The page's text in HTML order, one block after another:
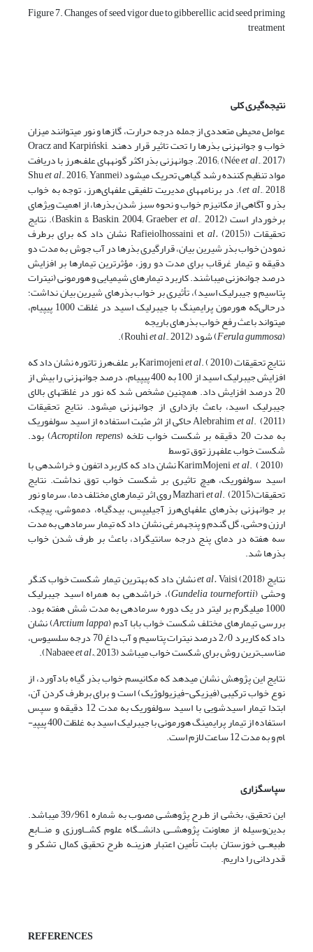
Figure 7. Changes of seed vigor due to gibberellic acid seed priming
treatment
نتیجه‌گیری کلی
عوامل محیطی متعددی از جمله درجه حرارت، گازها و نور می­توانند میزان
خواب و جوانه­زنی بذرها را تحت تاثیر قرار دهند Oracz and Karpiński,
2016; (Néeet al ., 2017). جوانه­زنی بذر اکثر گونه­های علف‌هرز با دریافت
مواد تنظیم کننده رشد گیاهی تحریک می­شود (Shu et al., 2016; Yanmei
et al., 2018). در برنامه­های مدیریت تلفیقی علف­های‌هرز، توجه به خواب
بذر و آگاهی از مکانیزم خواب و نحوه سبز شدن بذرها، از اهمیت ویژه­ای
برخوردار است (Baskin & Baskin, 2004; Graeber et al ., 2012). نتایج
تحقیقات (Rafieiolhossaini et al. (2015) نشان داد که برای برطرف
نمودن خواب بذر شیرین بیان، قرارگیری بذرها در آب جوش به مدت دو
دقیقه و تیمار غرقاب برای مدت دو روز، مؤثرترین تیمارها بر افزایش
درصد جوانه‌زنی می­باشند. کاربرد تیمارهای شیمیایی و هورمونی (نیترات
پتاسیم و جیبرلیک اسید)، تأثیری بر خواب بذرهای شیرین بیان نداشت؛
درحالی‌که هورمون پرایمینگ با جیبرلیک اسید در غلظت 1000 پی­پی­ام،
می­تواند باعث رفع خواب بذرهای باریجه
(
Ferula gummosa
)شود (Rouhi et al., 2012).
نتایج تحقیقات Karimojeni
et al . ( 2010) بر علف‌هرز تاتوره نشان داد که
افزایش جیبرلیک اسید از 100 به 400 پی­پی­ام، درصد جوانه­زنی را بیش از
20 درصد افزایش داد. همچنین مشخص شد که نور در غلظت­های بالای
جیبرلیک اسید، باعث بازداری از جوانه­زنی می­شود. نتایج تحقیقات
Alebrahimet al . (2011) حاکی از اثر مثبت استفاده از اسید سولفوریک
به مدت 20 دقیقه بر شکست خواب تلخه ( Acroptilon repens) بود.
شکست خواب علف­هرز توق توسط
et al . ( 2010) نشان داد که کاربرد اتفون و خراش­دهی با
اسید سولفوریک، هیچ تاثیری بر شکست خواب توق نداشت. نتایج
تحقیقاتMazhari et al . (2015) روی اثر تیمارهای مختلف دما، سرما و نور
بر جوانه­زنی بذرهای علف­های‌هرز آجیلیپس، بیدگیاه، دم­موشی، پیچک،
ارزن وحشی، گل گندم و پنجه­مرغی نشان داد که تیمار سرمادهی به مدت
سه هفته در دمای پنج درجه سانتیگراد، باعث بر طرف شدن خواب
بذرها شد.
نتایج
et al.Vaisi (2018) نشان داد که بهترین تیمار شکست خواب کنگر
وحشی (Gundelia tournefortii)، خراش­دهی به همراه اسید جیبرلیک
1000 میلی­گرم بر لیتر در یک دوره سرما­دهی به مدت شش هفته بود.
بررسی تیمارهای مختلف شکست خواب بابا آدم (Arctium lappa) نشان
داد که کاربرد 2/0 درصد نیترات پتاسیم و آب داغ 70 درجه سلسیوس،
مناسب‌ترین روش برای شکست خواب می­باشد (Nabaee et al.,2013).
نتایج این پژوهش نشان می­دهد که مکانیسم خواب بذر گیاه بادآورد، از
نوع خواب ترکیبی (فیزیکی-فیزیولوژیک) است و برای برطرف کردن آن،
ابتدا تیمار اسیدشویی با اسید سولفوریک به مدت 12 دقیقه و سپس
استفاده از تیمار پرایمینگ هورمونی با جیبرلیک اسید به غلظت 400 پی­پی­
ام و به مدت 12 ساعت لازم است.
سپاسگزاری
این تحقیق، بخشی از طـرح پژوهشـی مصوب به شماره 39/961 می­باشد.
بدین‌وسیله از معاونت پژوهشــی دانشــگاه علوم کشــاورزی و منــابع
طبیعــی خوزستان بابت تأمین اعتبار هزینـه طرح تحقیق کمال تشکر و
قدردانی را داریم.
REFERENCES